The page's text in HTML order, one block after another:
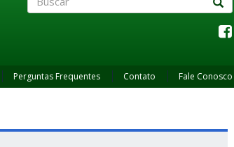
Perguntas Frequentes Contato Fale Conosco